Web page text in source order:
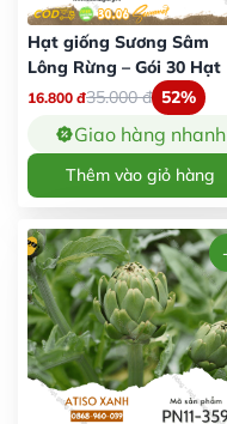
Hạt giống Sương Sâm
Lông Rừng – Gói 30 Hạt
16.800 đ35.000đ 52%
Giao hàng nhanh
Thêm vào giỏ hàng